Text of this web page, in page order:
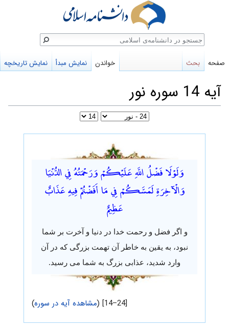
آیه 14 سوره نور
وَلَوْلَا فَضْلُ اللَّهِ عَلَيْكُمْ وَرَحْمَتُهُ فِي الدُّنْيَا
وَالْآخِرَةِ لَمَسَّكُمْ فِي مَا أَفَضْتُمْ فِيهِ عَذَابٌ
عَظِيمٌ
و اگر فضل و رحمت خدا در دنیا و آخرت بر شما
نبود، به یقین به خاطر آن تهمت بزرگی که در آن
وارد شدید، عذابی بزرگ به شما می رسید.
[24–14] ( مشاهده آیه در سوره)
صفحه بحث خواندن نمایش مبدأ نمایش تاریخچه
جستجو